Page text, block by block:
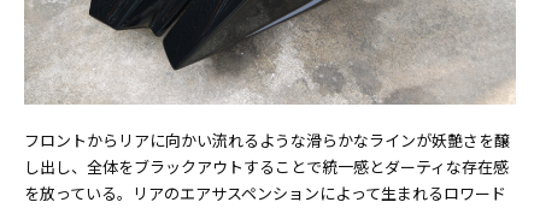
フロントからリアに向かい流れるような滑らかなラインが妖艶さを醸
し出し、全体をブラックアウトすることで統一感とダーティな存在感
を放っている。リアのエアサスペンションによって生まれるロワード